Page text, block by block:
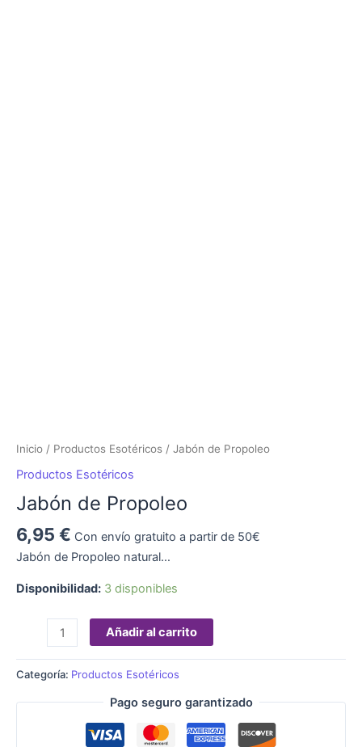
Inicio / Productos Esotéricos / Jabón de Propoleo
Productos Esotéricos
Jabón de Propoleo
6,95 € Con envío gratuito a partir de 50€
Jabón de Propoleo natural…
Disponibilidad: 3 disponibles
Añadir al carrito
Categoría: Productos Esotéricos
Pago seguro garantizado